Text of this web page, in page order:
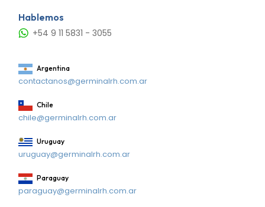
Hablemos
+54 9 11 5831 - 3055
Argentina
contactanos@germinalrh.com.ar
Chile
chile@germinalrh.com.ar
Uruguay
uruguay@germinalrh.com.ar
Paraguay
paraguay@germinalrh.com.ar